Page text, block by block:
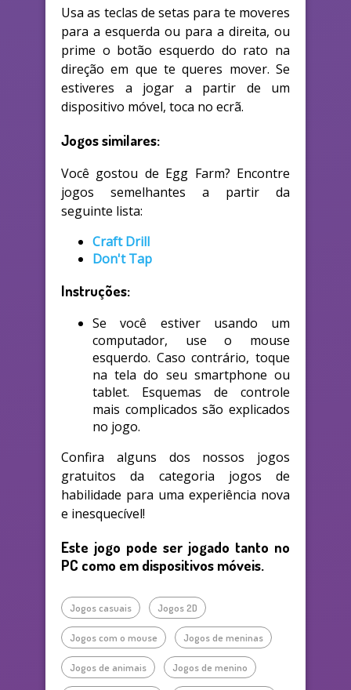
Usa as teclas de setas para te moveres
para a esquerda ou para a direita, ou
prime o botão esquerdo do rato na
direção em que te queres mover. Se
estiveres a jogar a partir de um
dispositivo móvel, toca no ecrã.
Jogos similares:
Você gostou de Egg Farm? Encontre
jogos semelhantes a partir da
seguinte lista:
Craft Drill
Don't Tap
Instruções:
Se você estiver usando um
computador, use o mouse
esquerdo. Caso contrário, toque
na tela do seu smartphone ou
tablet. Esquemas de controle
mais complicados são explicados
no jogo.
Confira alguns dos nossos jogos
gratuitos da categoria jogos de
habilidade para uma experiência nova
e inesquecível!
Este jogo pode ser jogado tanto no
PC como em dispositivos móveis.
Jogos casuais Jogos 2D
Jogos com o mouse Jogos de meninas
Jogos de animais Jogos de menino